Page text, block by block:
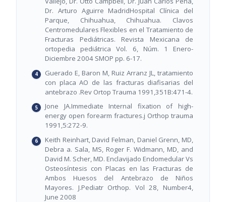
Dr. Arturo Aguirre MadridHospital Clínica del
Parque, Chihuahua, Chihuahua. Clavos
Centromedulares Flexibles en el Tratamiento de
Fracturas Pediátricas. Revista Mexicana de
ortopedia pediátrica Vol. 6, Núm. 1 Enero-
Diciembre 2004 SMOP pp. 6-17.
Guerado E, Baron M, Ruiz Arranz JL, tratamiento
con placa AO de las fracturas diafisarias del
antebrazo .Rev Ortop Trauma 1991,351B:471-4.
Jone JA.Immediate Internal fixation of high-
energy open forearm fractures.j Orthop trauma
1991,5:272-9.
Keith Reinhart, David Felman, Daniel Grenn, MD,
Debra a. Sala, MS, Roger F. Widmann, MD, and
David M. Scher, MD. Enclavijado Endomedular Vs
Osteosíntesis con Placas en las Fracturas de
Ambos Huesos del Antebrazo de Niños
Mayores. J.Pediatr Orthop. Vol 28, Number4,
June 2008